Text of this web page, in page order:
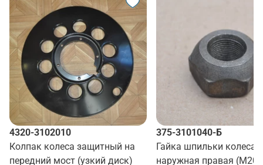
4320-3102010
Колпак колеса защитный на
передний мост (узкий диск)
375-3101040-Б
Гайка шпильки колеса
наружная правая